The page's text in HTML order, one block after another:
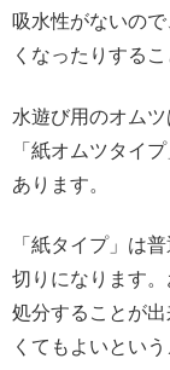
吸水性がないの
くなったりする
水遊び用のオム
「紙オムツタイ
あります。
「紙タイプ」は
切りになります
処分することが
くてもよいとい